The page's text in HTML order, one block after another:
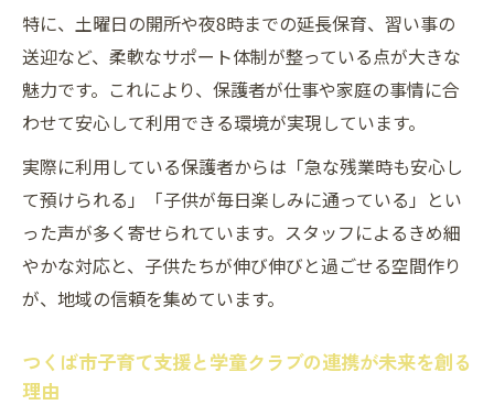
学童クラブちゃいるどスペースキャビンの
サポートが家庭に与える影響
未来の子供を守るための放課後環境整備と
学童クラブの役割
子育て支援補助金と学童クラブ活用で安心
を手に入れる方法
つくば市の子育て支援に学童クラブちゃいるど
スペースキャビンが必要な理由
つくば市の子育て支援に不可欠な学童クラ
子育て総合支援センターと学童クラブの相
特に、土曜日の開所や夜8時までの延長保育、習い事の
送迎など、柔軟なサポート体制が整っている点が大きな
魅力です。これにより、保護者が仕事や家庭の事情に合
わせて安心して利用できる環境が実現しています。
実際に利用している保護者からは「急な残業時も安心し
て預けられる」「子供が毎日楽しみに通っている」とい
った声が多く寄せられています。スタッフによるきめ細
やかな対応と、子供たちが伸び伸びと過ごせる空間作り
が、地域の信頼を集めています。
つくば市子育て支援と学童クラブの連携が未来を創る
理由